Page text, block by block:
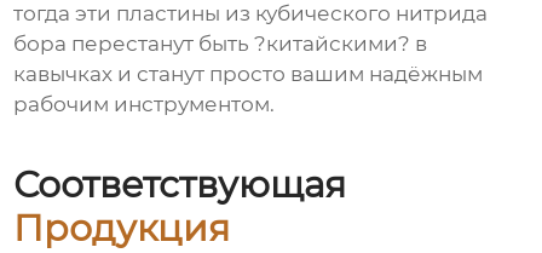
тогда эти пластины из кубического нитрида
бора перестанут быть ?китайскими? в
кавычках и станут просто вашим надёжным
рабочим инструментом.
Соответствующая
Продукция